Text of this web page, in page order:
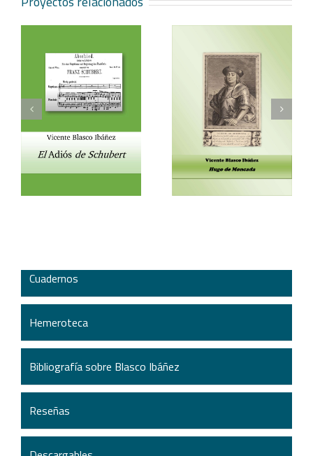
Vicente Blasco Ibáñez,
Hugo de Moncada
Aventura veneciana y
otros cuentos
Cuadernos
Hemeroteca
Bibliografía sobre Blasco Ibáñez
Reseñas